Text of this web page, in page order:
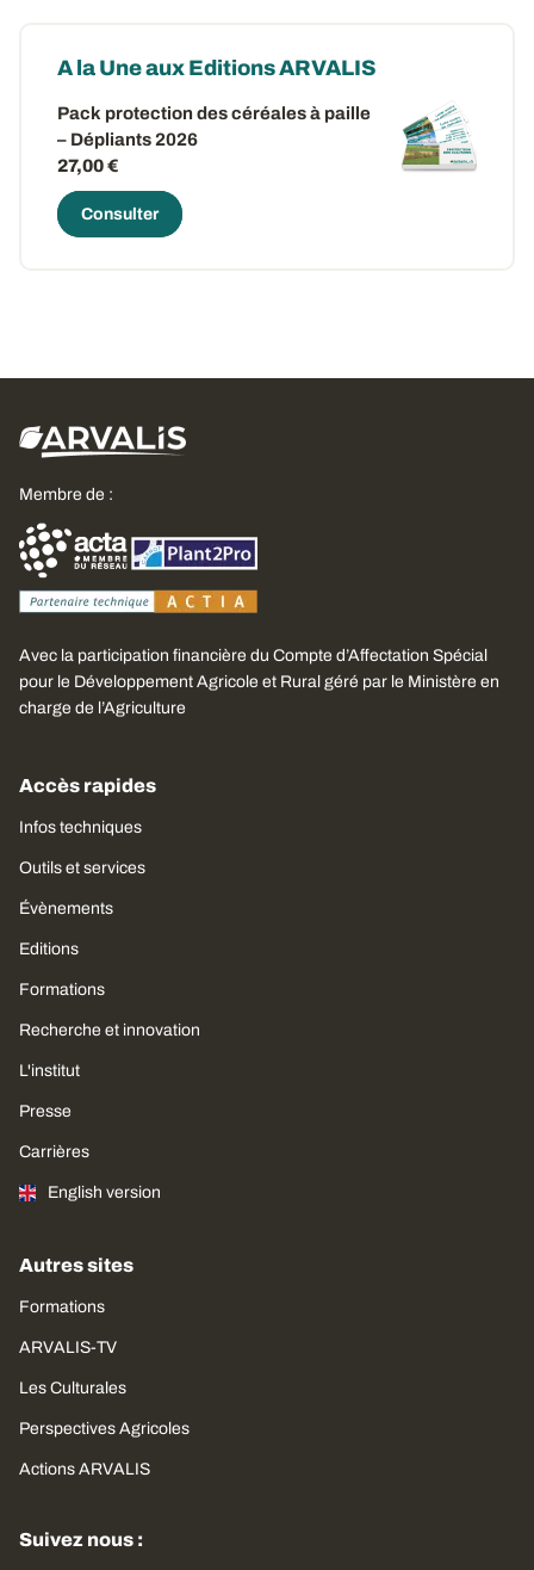
A la Une aux Editions ARVALIS
Pack protection des céréales à paille
– Dépliants 2026
27,00 €
Consulter
Membre de :
Avec la participation financière du Compte d’Affectation Spécial
pour le Développement Agricole et Rural géré par le Ministère en
charge de l’Agriculture
Accès rapides
Infos techniques
Outils et services
Évènements
Editions
Formations
Recherche et innovation
L'institut
Presse
Carrières
English version
Autres sites
Formations
ARVALIS-TV
Les Culturales
Perspectives Agricoles
Actions ARVALIS
Suivez nous :